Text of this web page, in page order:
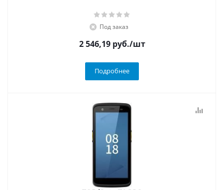
Под заказ
2 546,19руб./шт
Подробнее